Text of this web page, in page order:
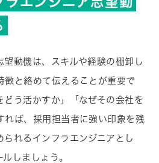
望動機は、スキルや経験の棚卸し
徴と絡めて伝えることが重要で
どう活かすか」「なぜその会社を
れば、採用担当者に強い印象を残
られるインフラエンジニアとし
しましょう。